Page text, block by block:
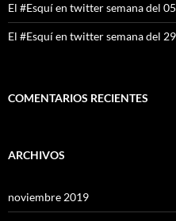
El #Esquí en twitter semana del
El #Esquí en twitter semana del
COMENTARIOS RECIENTES
ARCHIVOS
noviembre 2019